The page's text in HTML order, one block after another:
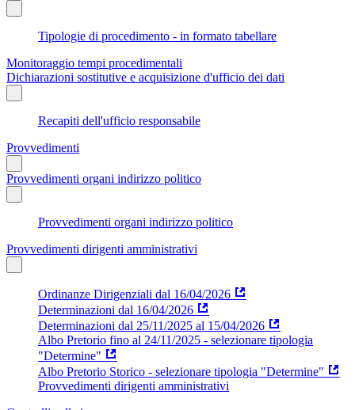
Tipologie di procedimento - in formato tabellare
Monitoraggio tempi procedimentali
Dichiarazioni sostitutive e acquisizione d'ufficio dei dati
Recapiti dell'ufficio responsabile
Provvedimenti
Provvedimenti organi indirizzo politico
Provvedimenti organi indirizzo politico
Provvedimenti dirigenti amministrativi
Ordinanze Dirigenziali dal 16/04/2026
Determinazioni dal 16/04/2026
Determinazioni dal 25/11/2025 al 15/04/2026
Albo Pretorio fino al 24/11/2025 - selezionare tipologia
"Determine"
Albo Pretorio Storico - selezionare tipologia "Determine"
Provvedimenti dirigenti amministrativi